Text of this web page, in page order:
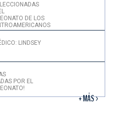
DE LOS
LINDSEY
POR EL
+ MÁS >